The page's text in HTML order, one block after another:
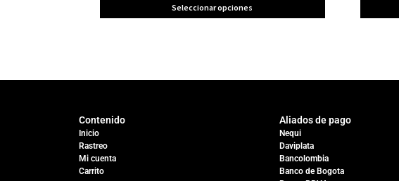
Seleccionar opciones
Contenido
Inicio
Rastreo
Mi cuenta
Carrito
Aliados de pago
Nequi
Daviplata
Bancolombia
Banco de Bogota